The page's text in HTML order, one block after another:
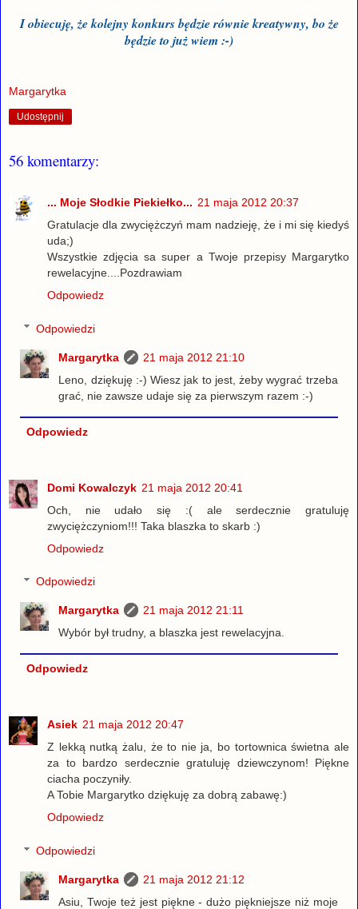
I obiecuję, że kolejny konkurs będzie równie kreatywny, bo że
będzie to już wiem :-)
Margarytka
Udostępnij
56 komentarzy:
... Moje Słodkie Piekiełko... 21 maja 2012 20:37
Gratulacje dla zwyciężczyń mam nadzieję, że i mi się kiedyś
uda;)
Wszystkie zdjęcia sa super a Twoje przepisy Margarytko
rewelacyjne....Pozdrawiam
Odpowiedz
Odpowiedzi
Margarytka
21 maja 2012 21:10
Leno, dziękuję :-) Wiesz jak to jest, żeby wygrać trzeba
grać, nie zawsze udaje się za pierwszym razem :-)
Odpowiedz
Domi Kowalczyk 21 maja 2012 20:41
Och, nie udało się :( ale serdecznie gratuluję
zwyciężczyniom!!! Taka blaszka to skarb :)
Odpowiedz
Odpowiedzi
Margarytka
21 maja 2012 21:11
Wybór był trudny, a blaszka jest rewelacyjna.
Odpowiedz
Asiek 21 maja 2012 20:47
Z lekką nutką żalu, że to nie ja, bo tortownica świetna ale
za to bardzo serdecznie gratuluję dziewczynom! Piękne
ciacha poczyniły.
A Tobie Margarytko dziękuję za dobrą zabawę:)
Odpowiedz
Odpowiedzi
Margarytka
21 maja 2012 21:12
Asiu, Twoje też jest piękne - dużo piękniejsze niż moje